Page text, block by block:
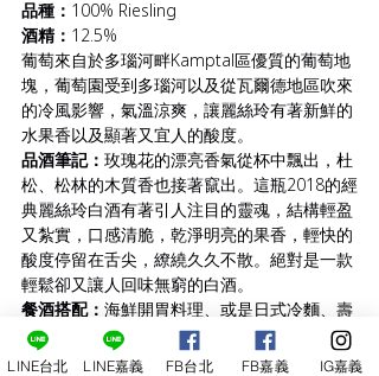
品種： 100% Riesling
酒精： 12.5%
葡萄來自於多瑙河畔Kamptal區優質的葡萄地
塊，葡萄園受到多瑙河以及從瓦爾德地區吹來
的冷風影響，氣溫涼爽，讓麗絲玲有著新鮮的
水果香以及顯著又宜人的酸度。
品酒筆記： 玫瑰花的漂亮香氣從杯中飄出，杜
松、松林的木質香也接著竄出。這瓶2018的經
典麗絲玲白酒有著引人注目的靈魂，結構輕盈
又紮實，口感清脆，乾淨明亮的果香，輕快的
酸度停留在舌尖，繚繞久久不散。絕對是一款
輕鬆卻又讓人回味無窮的白酒。
餐酒搭配： 海鮮開胃料理、或是日式冷麵、壽
司等等，泰式酸辣料理也和酸度明顯的
Riesling是絕配。
LINE台北 LINE嘉義 FB台北 FB嘉義 IG嘉義